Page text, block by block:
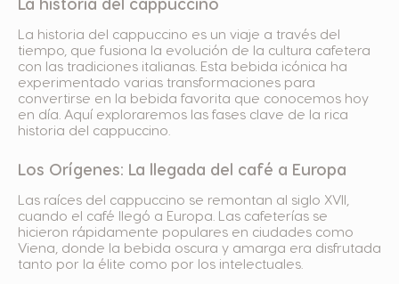
La historia del cappuccino es un viaje a través del
tiempo, que fusiona la evolución de la cultura cafetera
con las tradiciones italianas. Esta bebida icónica ha
experimentado varias transformaciones para
convertirse en la bebida favorita que conocemos hoy
en día. Aquí exploraremos las fases clave de la rica
historia del cappuccino.
Los Orígenes: La llegada del café a Europa
Las raíces del cappuccino se remontan al siglo XVII,
cuando el café llegó a Europa. Las cafeterías se
hicieron rápidamente populares en ciudades como
Viena, donde la bebida oscura y amarga era disfrutada
tanto por la élite como por los intelectuales.